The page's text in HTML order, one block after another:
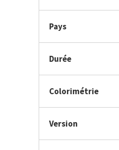
Pays
Durée
Colorimétrie
Version